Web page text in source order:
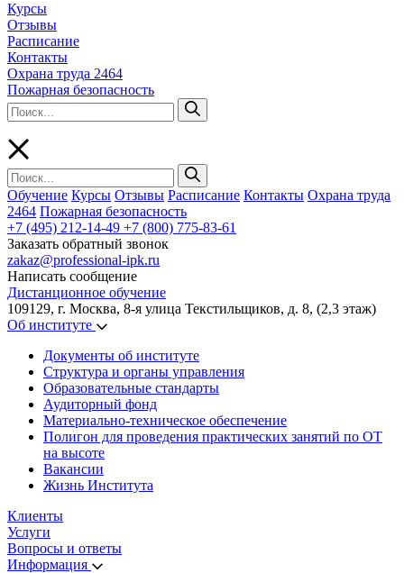
Курсы
Отзывы
Расписание
Контакты
Охрана труда 2464
Пожарная безопасность
Обучение Курсы Отзывы Расписание Контакты Охрана труда
2464 Пожарная безопасность
+7 (495) 212-14-49 +7 (800) 775-83-61
Заказать обратный звонок
zakaz@professional-ipk.ru
Написать сообщение
Дистанционное обучение
109129, г. Москва, 8-я улица Текстильщиков, д. 8, (2,3 этаж)
Об институте
Документы об институте
Структура и органы управления
Образовательные стандарты
Аудиторный фонд
Материально-техническое обеспечение
Полигон для проведения практических занятий по ОТ
на высоте
Вакансии
Жизнь Института
Клиенты
Услуги
Вопросы и ответы
Информация